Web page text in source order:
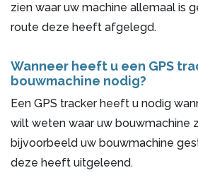
zien waar uw machine allemaal is
route deze heeft afgelegd.
Wanneer heeft u een GPS
bouwmachine nodig?
Een GPS tracker heeft u nodig
wilt weten waar uw bouwmachine
bijvoorbeeld uw bouwmachine
deze heeft uitgeleend.